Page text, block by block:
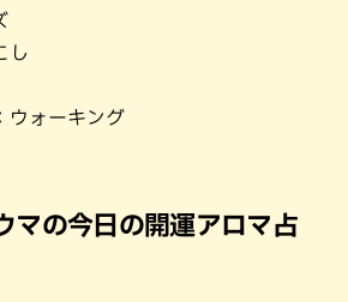
し
ウォーキング
マの今日の開運アロマ占